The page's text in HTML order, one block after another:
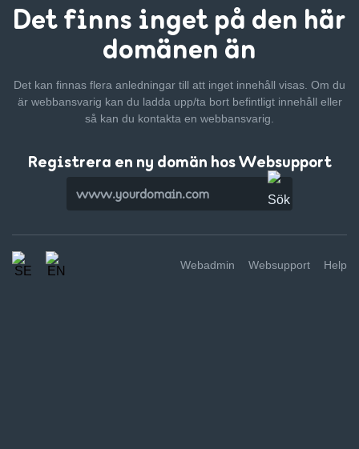
Det finns inget på den här
domänen än
Det kan finnas flera anledningar till att inget innehåll visas. Om du
är webbansvarig kan du ladda upp/ta bort befintligt innehåll eller
så kan du kontakta en webbansvarig.
Registrera en ny domän hos Websupport
Webadmin Websupport Help